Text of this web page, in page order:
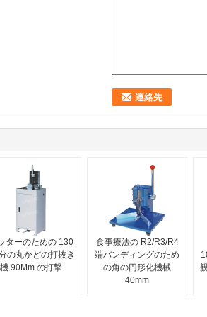
ターのための 130
の丸かどの打抜き
機 90Mm の打撃
食事療法の R2/R3/R4
端バンディングのため
の角の円形化機械
40mm